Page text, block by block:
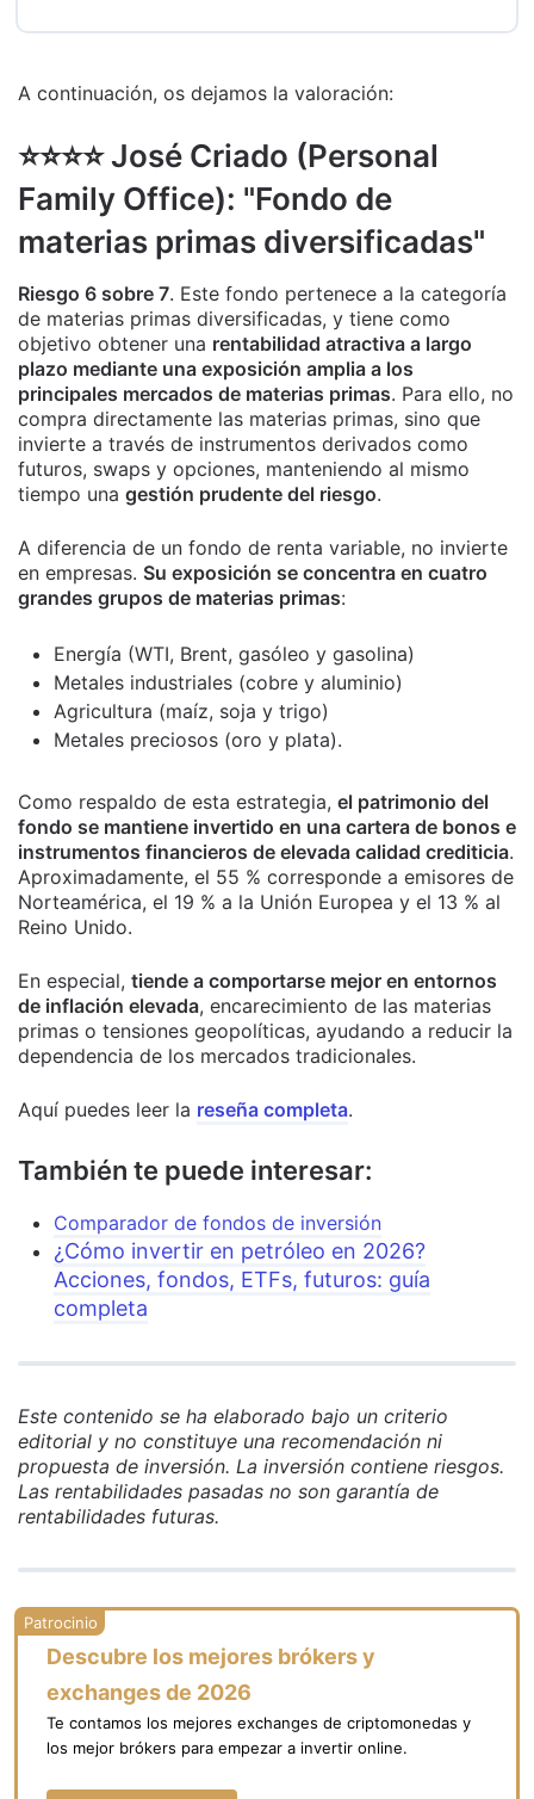
A continuación, os dejamos la valoración:
⭐️⭐️⭐️⭐️ José Criado (Personal
Family Office): "Fondo de
materias primas diversificadas"
Riesgo 6 sobre 7. Este fondo pertenece a la categoría
de materias primas diversificadas, y tiene como
objetivo obtener una rentabilidad atractiva a largo
plazo mediante una exposición amplia a los
principales mercados de materias primas. Para ello, no
compra directamente las materias primas, sino que
invierte a través de instrumentos derivados como
futuros, swaps y opciones, manteniendo al mismo
tiempo una gestión prudente del riesgo.
A diferencia de un fondo de renta variable, no invierte
en empresas. Su exposición se concentra en cuatro
grandes grupos de materias primas:
Energía (WTI, Brent, gasóleo y gasolina)
Metales industriales (cobre y aluminio)
Agricultura (maíz, soja y trigo)
Metales preciosos (oro y plata).
Como respaldo de esta estrategia, el patrimonio del
fondo se mantiene invertido en una cartera de bonos e
instrumentos financieros de elevada calidad crediticia.
Aproximadamente, el 55 % corresponde a emisores de
Norteamérica, el 19 % a la Unión Europea y el 13 % al
Reino Unido.
En especial, tiende a comportarse mejor en entornos
de inflación elevada, encarecimiento de las materias
primas o tensiones geopolíticas, ayudando a reducir la
dependencia de los mercados tradicionales.
Aquí puedes leer la reseña completa.
También te puede interesar:
Comparador de fondos de inversión
¿Cómo invertir en petróleo en 2026?
Acciones, fondos, ETFs, futuros: guía
completa
Este contenido se ha elaborado bajo un criterio
editorial y no constituye una recomendación ni
propuesta de inversión. La inversión contiene riesgos.
Las rentabilidades pasadas no son garantía de
rentabilidades futuras.
Descubre los mejores brókers y
exchanges de 2026
Te contamos los mejores exchanges de criptomonedas y
los mejor brókers para empezar a invertir online.